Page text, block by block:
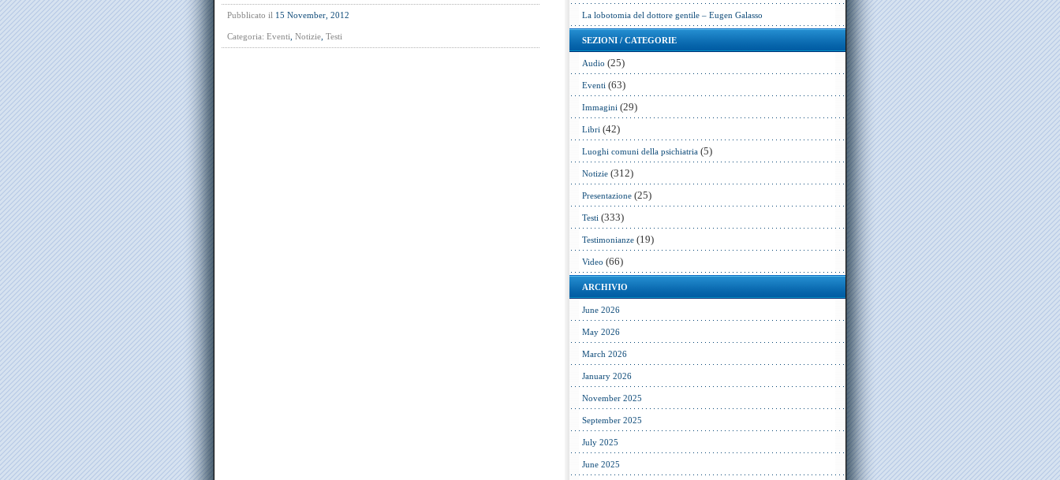
Pubblicato il 15 November, 2012
Categoria: Eventi Notizie Testi
La lobotomia del dottore gentile – Eugen Galasso
SEZIONI / CATEGORIE
Audio (25)
Eventi (63)
Immagini (29)
Libri (42)
Luoghi comuni della psichiatria (5)
Notizie (312)
Presentazione (25)
Testi (333)
Testimonianze (19)
Video (66)
ARCHIVIO
June 2026
May 2026
March 2026
January 2026
November 2025
September 2025
July 2025
June 2025